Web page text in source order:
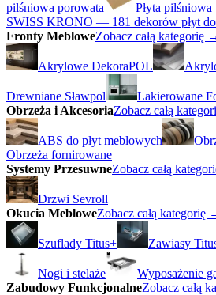
pilśniowa porowata
Płyta pilśniowa
SWISS KRONO — 181 dekorów płyt
Fronty MebloweZobacz całą kategorię
Akrylowe DekoraPOL
Drewniane Sławpol Lakierowane
Obrzeża i AkcesoriaZobacz całą
ABS do płyt meblowych
Obrzeża fornirowane
Systemy PrzesuwneZobacz całą
Drzwi Sevroll
Okucia MebloweZobacz całą kategorię
Szuflady Titus+ Zawiasy
Nogi i stelaże
Wyposażenie
Zabudowy FunkcjonalneZobacz całą